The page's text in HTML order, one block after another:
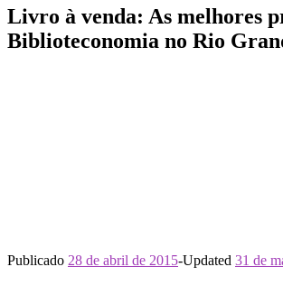
Livro à venda: As melhores
Biblioteconomia no Rio
Publicado 28 de abril de 2015-Updated 31 de